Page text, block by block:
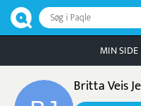
Søg i Paqle
MIN SIDE
Britta Veis